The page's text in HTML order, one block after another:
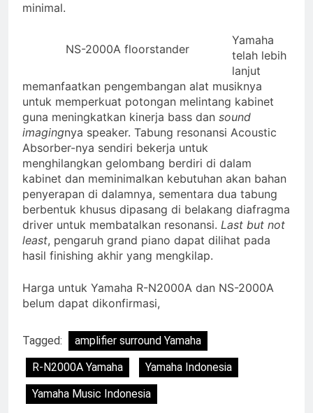
minimal.
NS-2000A floorstander
Yamaha
telah lebih
lanjut
memanfaatkan pengembangan alat musiknya
untuk memperkuat potongan melintang kabinet
guna meningkatkan kinerja bass dan sound
imagingnya speaker. Tabung resonansi Acoustic
Absorber-nya sendiri bekerja untuk
menghilangkan gelombang berdiri di dalam
kabinet dan meminimalkan kebutuhan akan bahan
penyerapan di dalamnya, sementara dua tabung
berbentuk khusus dipasang di belakang diafragma
driver untuk membatalkan resonansi. Last but not
least, pengaruh grand piano dapat dilihat pada
hasil finishing akhir yang mengkilap.
Harga untuk Yamaha R-N2000A dan NS-2000A
belum dapat dikonfirmasi,
Tagged:
amplifier surround Yamaha
R-N2000A Yamaha
Yamaha Indonesia
Yamaha Music Indonesia